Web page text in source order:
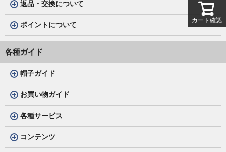
返品・交換について
ポイントについて
各種ガイド
帽子ガイド
お買い物ガイド
各種サービス
コンテンツ
カート確認